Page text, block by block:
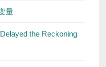
量
the Reckoning